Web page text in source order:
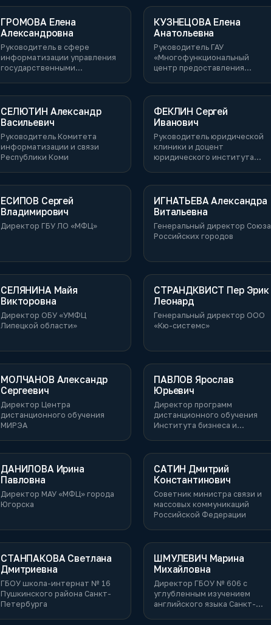
ГРОМОВА Елена
Александровна
Руководитель в сфере
информатизации управления
государственными
КУЗНЕЦОВА Елена
Анатольевна
Руководитель ГАУ
«Многофункциональный
центр предоставления
Республики Саха (Якутия)»
СЕЛЮТИН Александр
Васильевич
Руководитель Комитета
информатизации и связи
Республики Коми
ФЕКЛИН Сергей
Иванович
Руководитель юридической
клиники и доцент
юридического института
ЕСИПОВ Сергей
Владимирович
Директор ГБУ ЛО «МФЦ»
ИГНАТЬЕВА Александра
Витальевна
Генеральный директор Союза
Российских городов
СЕЛЯНИНА Майя
Викторовна
Директор ОБУ «УМФЦ
Липецкой области»
СТРАНДКВИСТ Пер Эрик
Леонард
Генеральный директор ООО
«Кю-системс»
МОЛЧАНОВ Александр
Сергеевич
Директор Центра
дистанционного обучения
МИРЭА
ПАВЛОВ Ярослав
Юрьевич
Директор программ
дистанционного обучения
Института бизнеса и
ДАНИЛОВА Ирина
Павловна
Директор МАУ «МФЦ» города
Югорска
САТИН Дмитрий
Константинович
Советник министра связи и
массовых коммуникаций
Российской Федерации
СТАНПАКОВА Светлана
Дмитриевна
ГБОУ школа-интернат № 16
Пушкинского района Санкт-
Петербурга
ШМУЛЕВИЧ Марина
Михайловна
Директор ГБОУ № 606 с
углубленным изучением
английского языка Санкт-